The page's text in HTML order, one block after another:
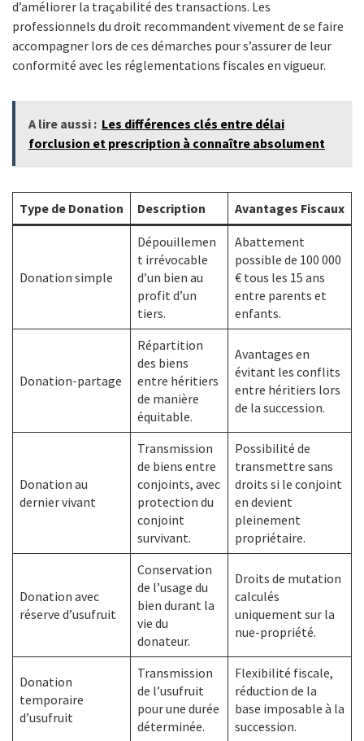
d’améliorer la traçabilité des transactions. Les
professionnels du droit recommandent vivement de se faire
accompagner lors de ces démarches pour s’assurer de leur
conformité avec les réglementations fiscales en vigueur.
A lire aussi : Les différences clés entre délai
forclusion et prescription à connaître absolument
Type de Donation Description Avantages Fiscaux
Donation simple
Dépouillemen
t irrévocable
d’un bien au
profit d’un
tiers.
Abattement
possible de 100 000
€ tous les 15 ans
entre parents et
enfants.
Donation-partage
Répartition
des biens
entre héritiers
de manière
équitable.
Avantages en
évitant les conflits
entre héritiers lors
de la succession.
Donation au
dernier vivant
Transmission
de biens entre
conjoints, avec
protection du
conjoint
survivant.
Possibilité de
transmettre sans
droits si le conjoint
en devient
pleinement
propriétaire.
Donation avec
réserve d’usufruit
Conservation
de l’usage du
bien durant la
vie du
donateur.
Droits de mutation
calculés
uniquement sur la
nue-propriété.
Donation
temporaire
d’usufruit
Transmission
de l’usufruit
pour une durée
déterminée.
Flexibilité fiscale,
réduction de la
base imposable à la
succession.